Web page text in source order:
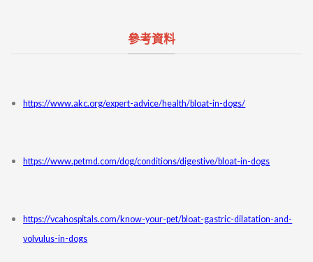
參考資料
https://www.akc.org/expert-advice/health/bloat-in-dogs/
https://www.petmd.com/dog/conditions/digestive/bloat-in-dogs
https://vcahospitals.com/know-your-pet/bloat-gastric-dilatation-and-
volvulus-in-dogs